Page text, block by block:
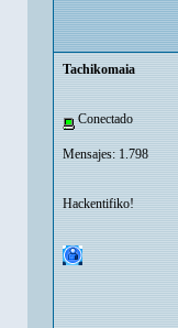
Tachikomaia
Conectado
Mensajes: 1.798
Hackentifiko!